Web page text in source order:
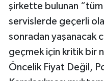
şirkette bulunan “tüm
servislerde geçerli
sonradan yaşanacak
geçmek için kritik bir
Öncelik Fiyat Değil,